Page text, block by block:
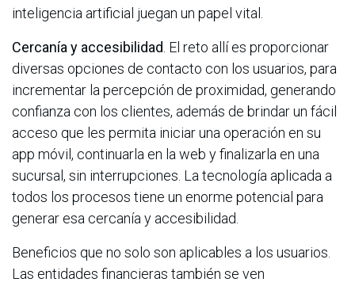
inteligencia artificial juegan un papel vital.
Cercanía y accesibilidad. El reto allí es proporcionar
diversas opciones de contacto con los usuarios, para
incrementar la percepción de proximidad, generando
confianza con los clientes, además de brindar un fácil
acceso que les permita iniciar una operación en su
app móvil, continuarla en la web y finalizarla en una
sucursal, sin interrupciones. La tecnología aplicada a
todos los procesos tiene un enorme potencial para
generar esa cercanía y accesibilidad.
Beneficios que no solo son aplicables a los usuarios.
Las entidades financieras también se ven